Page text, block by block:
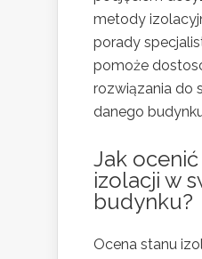
metody
porady
pomoże
rozwiązania do
danego
Jak ocenić
izolacji w
budynku?
Ocena stanu